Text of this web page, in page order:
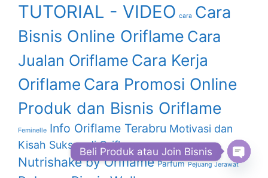
TUTORIAL - VIDEO cara Cara
Bisnis Online Oriflame Cara
Jualan Oriflame Cara Kerja
Oriflame Cara Promosi Online
Produk dan Bisnis Oriflame
Feminelle Info Oriflame Terabru Motivasi dan
Kisah Sukses di Oriflame
NovAge nutrihake
Nutrishake by Oriflame Parfum Pejuang Jerawat
Beli Produk atau Join Bisnis
Open